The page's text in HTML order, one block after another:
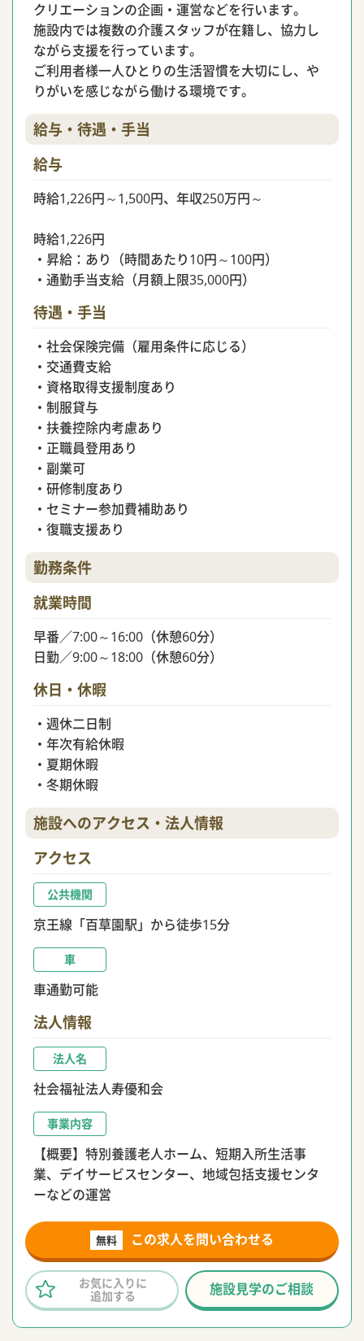
クリエーションの企画・運営などを行います。
施設内では複数の介護スタッフが在籍し、協力し
ながら支援を行っています。
ご利用者様一人ひとりの生活習慣を大切にし、や
りがいを感じながら働ける環境です。
給与・待遇・手当
給与
時給1,226円～1,500円、年収250万円～
時給1,226円
・昇給：あり（時間あたり10円～100円）
・通勤手当支給（月額上限35,000円）
待遇・手当
・社会保険完備（雇用条件に応じる）
・交通費支給
・資格取得支援制度あり
・制服貸与
・扶養控除内考慮あり
・正職員登用あり
・副業可
・研修制度あり
・セミナー参加費補助あり
・復職支援あり
勤務条件
就業時間
早番／7:00～16:00（休憩60分）
日勤／9:00～18:00（休憩60分）
休日・休暇
・週休二日制
・年次有給休暇
・夏期休暇
・冬期休暇
施設へのアクセス・法人情報
アクセス
公共機関
京王線「百草園駅」から徒歩15分
車
車通勤可能
法人情報
法人名
社会福祉法人寿優和会
事業内容
【概要】特別養護老人ホーム、短期入所生活事
業、デイサービスセンター、地域包括支援センタ
ーなどの運営
無料 この求人を問い合わせる
施設見学のご相談
お気に入りに
追加する